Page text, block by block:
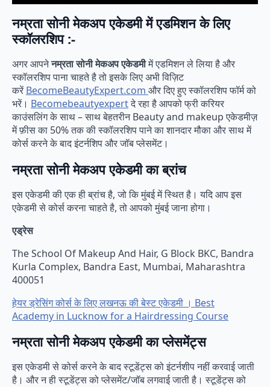
नम्रता सोनी मेकअप एकेडमी में एडमिशन के लिए
स्कॉलरशिप:-
अगर आपनेनम्रता सोनी मेकअप एकेडमीमें एडमिशन ले लिया है और
स्कॉलरशिप पाना चाहते है तो इसके लिए अभी विज़िट
करें BecomeBeautyExpert.com और दिए हुए स्कॉलरशिप फॉर्म को
भरें। Becomebeautyexpertदे रहा है आपको फ्री करियर
काउंसलिंग के साथ – साथ बेहतरीन Beauty and makeup एकेडमीज़
में फ़ीस का 50% तक की स्कॉलरशिप पाने का शानदार मौका और साथ में
कोर्स करने के बाद इंटर्नशिप और जॉब प्लेसमेंट।
नम्रता सोनी मेकअप एकेडमी का ब्रांच
इस एकेडमी की एक ही ब्रांच है, जो कि मुंबई में स्थित है। यदि आप इस
एकेडमी से कोर्स करना चाहते है, तो आपको मुंबई जाना होगा।
एड्रेस
The School Of Makeup And Hair, G Block BKC, Bandra
Kurla Complex, Bandra East, Mumbai, Maharashtra
400051
हेयर ड्रेसिंग कोर्स के लिए लखनऊ की बेस्ट एकेडमी । Best
Academy in Lucknow for a Hairdressing Course
नम्रता सोनी मेकअप एकेडमी का प्लेसमेंट्स
इस एकेडमी से कोर्स करने के बाद स्टूडेंट्स को इंटर्नशीप नहीं करवाई जाती
है। और न ही स्टूडेंट्स को प्लेसमेंट/जॉब लगवाई जाती है। स्टूडेंट्स को